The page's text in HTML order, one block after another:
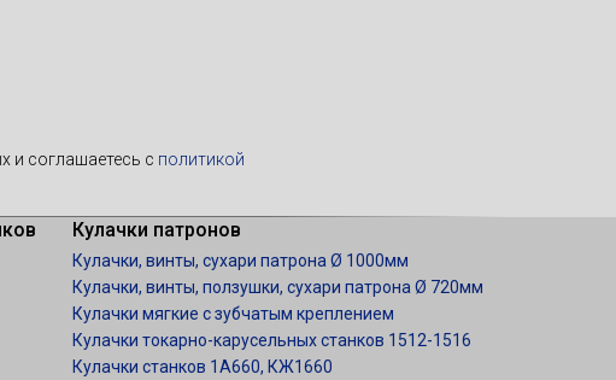
и соглашаетесь c политикой
Кулачки патронов
Кулачки, винты, сухари патрона Ø 1000мм
Кулачки, винты, ползушки, сухари патрона Ø 720мм
Кулачки мягкие с зубчатым креплением
Кулачки токарно-карусельных станков 1512-1516
Кулачки станков 1А660, КЖ1660